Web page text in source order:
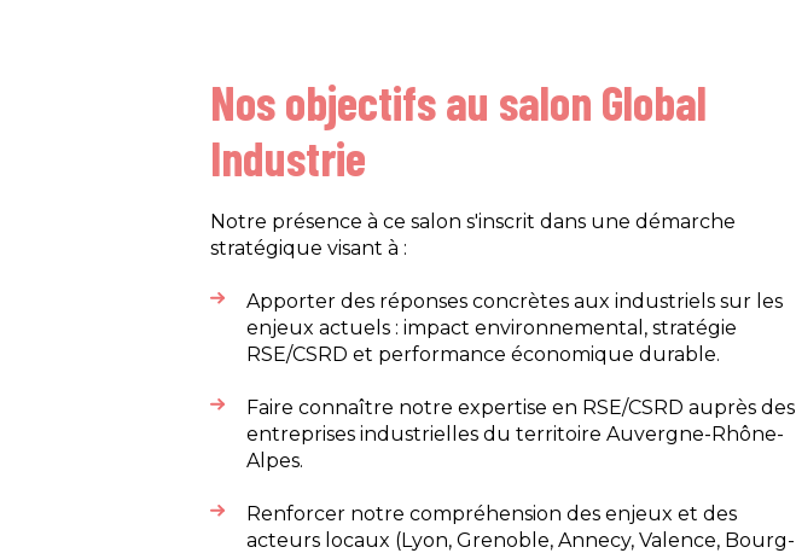
Nos objectifs au salon Global
Industrie
Notre présence à ce salon s'inscrit dans une démarche
stratégique visant à :
Apporter des réponses concrètes aux industriels sur les
enjeux actuels : impact environnemental, stratégie
RSE/CSRD et performance économique durable.
Faire connaître notre expertise en RSE/CSRD auprès des
entreprises industrielles du territoire Auvergne-Rhône-
Alpes.
Renforcer notre compréhension des enjeux et des
acteurs locaux (Lyon, Grenoble, Annecy, Valence, Bourg-